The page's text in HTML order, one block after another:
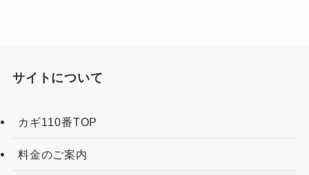
サイトについて
カギ110番TOP
料金のご案内